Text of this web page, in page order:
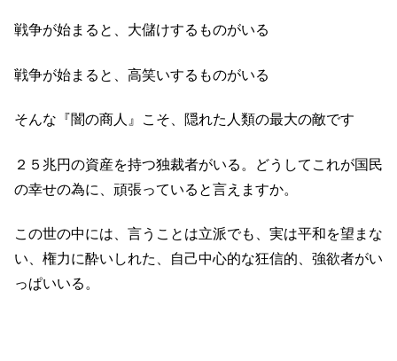
戦争が始まると、大儲けするものがいる
戦争が始まると、高笑いするものがいる
そんな『闇の商人』こそ、隠れた人類の最大の敵です
２５兆円の資産を持つ独裁者がいる。どうしてこれが国民
の幸せの為に、頑張っていると言えますか。
この世の中には、言うことは立派でも、実は平和を望まな
い、権力に酔いしれた、自己中心的な狂信的、強欲者がい
っぱいいる。